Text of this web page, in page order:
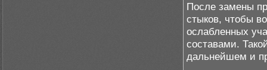
После замены
стыков, чтобы
ослабленных
составами.
дальнейшем и